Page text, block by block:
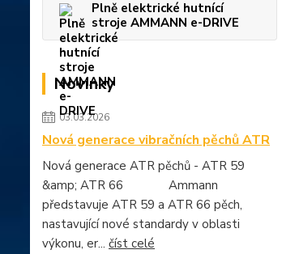
Plně elektrické hutnící
stroje AMMANN e-DRIVE
Novinky
03.03.2026
Nová generace vibračních pěchů ATR
Nová generace ATR pěchů - ATR 59
&amp; ATR 66 Ammann
představuje ATR 59 a ATR 66 pěch,
nastavující nové standardy v oblasti
výkonu, er... číst celé